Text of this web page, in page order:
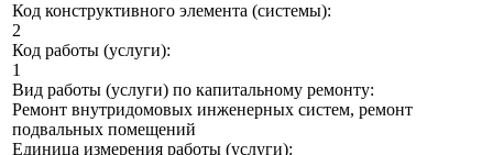
Код конструктивного элемента (системы):
2
Код работы (услуги):
1
Вид работы (услуги) по капитальному ремонту:
Ремонт внутридомовых инженерных систем, ремонт
подвальных помещений
Единица измерения работы (услуги):